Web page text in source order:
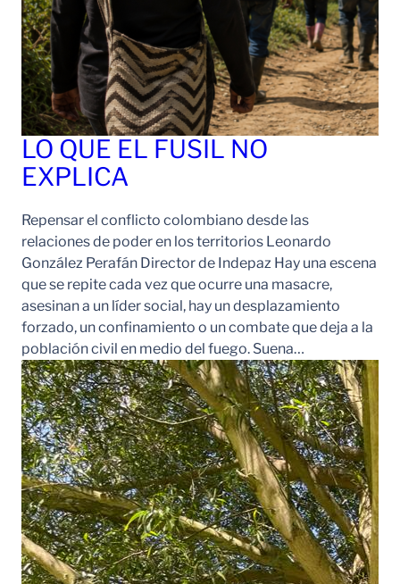
LO QUE EL FUSIL NO
EXPLICA
Repensar el conflicto colombiano desde las
relaciones de poder en los territorios Leonardo
González Perafán Director de Indepaz Hay una escena
que se repite cada vez que ocurre una masacre,
asesinan a un líder social, hay un desplazamiento
forzado, un confinamiento o un combate que deja a la
población civil en medio del fuego. Suena…